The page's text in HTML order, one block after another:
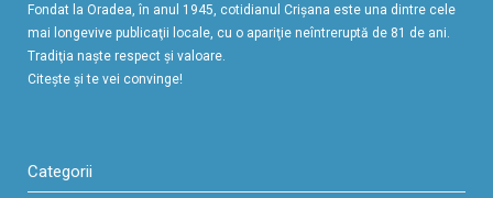
Fondat la Oradea, în anul 1945, cotidianul Crişana este una dintre cele
mai longevive publicaţii locale, cu o apariţie neîntreruptă de 81 de ani.
Tradiţia naşte respect şi valoare.
Citeşte şi te vei convinge!
Categorii